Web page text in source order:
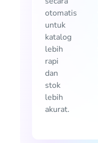
otomatis
untuk
katalog
lebih
rapi
dan
stok
lebih
akurat.